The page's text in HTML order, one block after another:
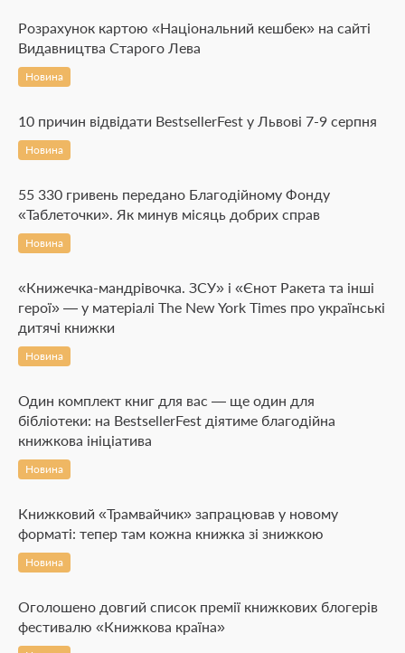
Розрахунок картою «Національний кешбек» на сайті
Видавництва Старого Лева
Новина
10 причин відвідати BestsellerFest у Львові 7-9 серпня
Новина
55 330 гривень передано Благодійному Фонду
«Таблеточки». Як минув місяць добрих справ
Новина
«Книжечка-мандрівочка. ЗСУ» і «Єнот Ракета та інші
герої» — у матеріалі The New York Times про українські
дитячі книжки
Новина
Один комплект книг для вас — ще один для
бібліотеки: на BestsellerFest діятиме благодійна
книжкова ініціатива
Новина
Книжковий «Трамвайчик» запрацював у новому
форматі: тепер там кожна книжка зі знижкою
Новина
Оголошено довгий список премії книжкових блогерів
фестивалю «Книжкова країна»